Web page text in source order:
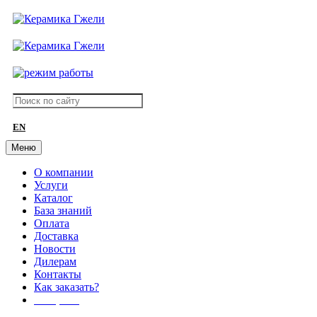
EN
Меню
О компании
Услуги
Каталог
База знаний
Оплата
Доставка
Новости
Дилерам
Контакты
Как заказать?